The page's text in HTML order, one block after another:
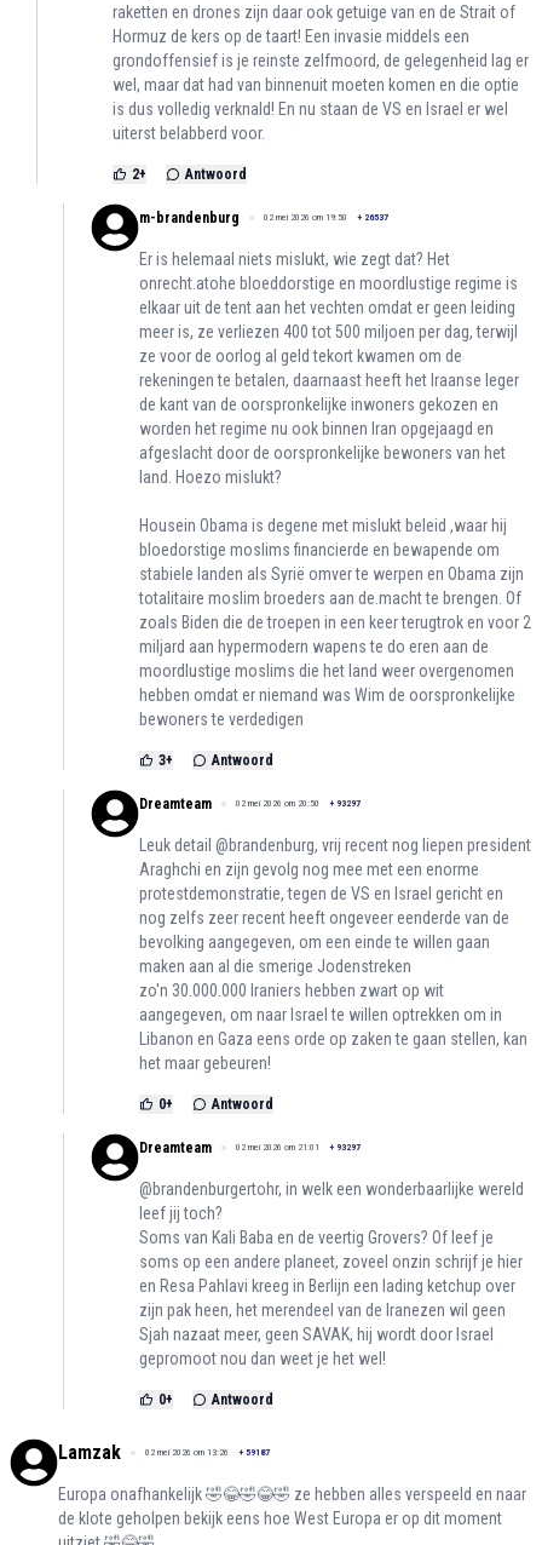
raketten en drones zijn daar ook getuige van en de Strait of
Hormuz de kers op de taart! Een invasie middels een
grondoffensief is je reinste zelfmoord, de gelegenheid lag er
wel, maar dat had van binnenuit moeten komen en die optie
is dus volledig verknald! En nu staan de VS en Israel er wel
uiterst belabberd voor.
2+ Antwoord
m-brandenburg 02 mei 2026 om 19:50 + 26537
Er is helemaal niets mislukt, wie zegt dat? Het
onrecht.atohe bloeddorstige en moordlustige regime is
elkaar uit de tent aan het vechten omdat er geen leiding
meer is, ze verliezen 400 tot 500 miljoen per dag, terwijl
ze voor de oorlog al geld tekort kwamen om de
rekeningen te betalen, daarnaast heeft het Iraanse leger
de kant van de oorspronkelijke inwoners gekozen en
worden het regime nu ook binnen Iran opgejaagd en
afgeslacht door de oorspronkelijke bewoners van het
land. Hoezo mislukt?
Housein Obama is degene met mislukt beleid ,waar hij
bloedorstige moslims financierde en bewapende om
stabiele landen als Syrië omver te werpen en Obama zijn
totalitaire moslim broeders aan de.macht te brengen. Of
zoals Biden die de troepen in een keer terugtrok en voor 2
miljard aan hypermodern wapens te do eren aan de
moordlustige moslims die het land weer overgenomen
hebben omdat er niemand was Wim de oorspronkelijke
bewoners te verdedigen
3+ Antwoord
Dreamteam 02 mei 2026 om 20:50 + 93297
Leuk detail @brandenburg, vrij recent nog liepen president
Araghchi en zijn gevolg nog mee met een enorme
protestdemonstratie, tegen de VS en Israel gericht en
nog zelfs zeer recent heeft ongeveer eenderde van de
bevolking aangegeven, om een einde te willen gaan
maken aan al die smerige Jodenstreken
zo'n 30.000.000 Iraniers hebben zwart op wit
aangegeven, om naar Israel te willen optrekken om in
Libanon en Gaza eens orde op zaken te gaan stellen, kan
het maar gebeuren!
0+ Antwoord
Dreamteam 02 mei 2026 om 21:01 + 93297
@brandenburgertohr, in welk een wonderbaarlijke wereld
leef jij toch?
Soms van Kali Baba en de veertig Grovers? Of leef je
soms op een andere planeet, zoveel onzin schrijf je hier
en Resa Pahlavi kreeg in Berlijn een lading ketchup over
zijn pak heen, het merendeel van de Iranezen wil geen
Sjah nazaat meer, geen SAVAK, hij wordt door Israel
gepromoot nou dan weet je het wel!
0+ Antwoord
Lamzak 02 mei 2026 om 13:26 + 59187
Europa onafhankelijk 🤣😂🤣😂🤣 ze hebben alles verspeeld en naar
de klote geholpen bekijk eens hoe West Europa er op dit moment